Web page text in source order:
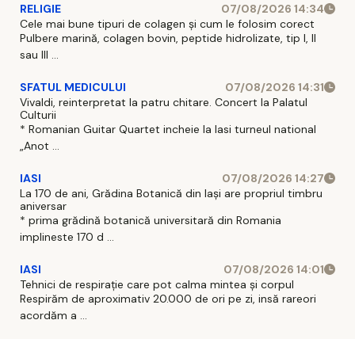
RELIGIE
07/08/2026 14:34
Cele mai bune tipuri de colagen și cum le folosim corect
Pulbere marină, colagen bovin, peptide hidrolizate, tip I, II
sau III ...
SFATUL MEDICULUI
07/08/2026 14:31
Vivaldi, reinterpretat la patru chitare. Concert la Palatul
Culturii
* Romanian Guitar Quartet incheie la Iasi turneul national
„Anot ...
IASI
07/08/2026 14:27
La 170 de ani, Grădina Botanică din Iași are propriul timbru
aniversar
* prima grădină botanică universitară din Romania
implineste 170 d ...
IASI
07/08/2026 14:01
Tehnici de respirație care pot calma mintea și corpul
Respirăm de aproximativ 20.000 de ori pe zi, insă rareori
acordăm a ...